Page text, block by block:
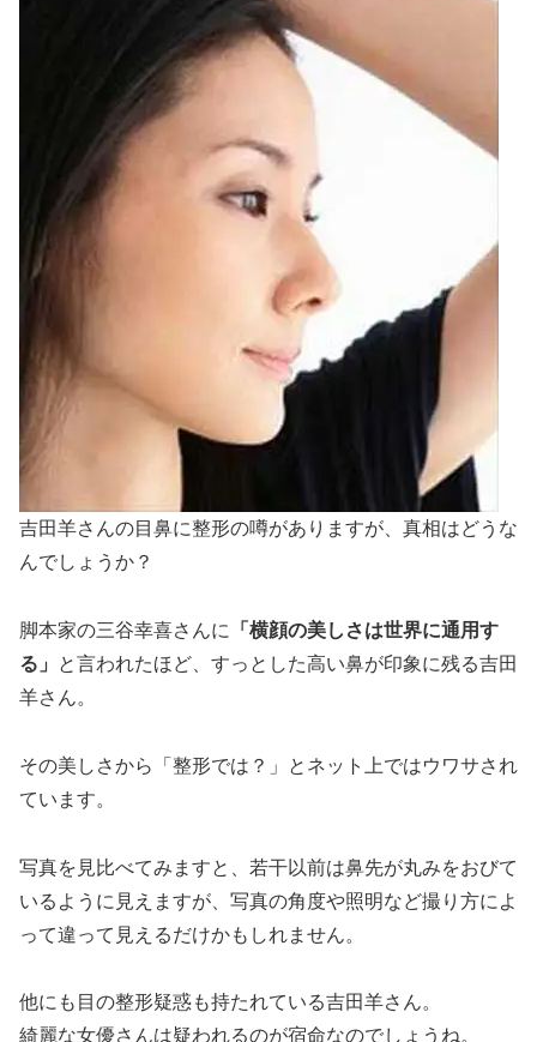
吉田羊さんの目鼻に整形の噂がありますが、真相はどうな
んでしょうか？
脚本家の三谷幸喜さんに
「横顔の美しさは世界に通用す
る」
と言われたほど、すっとした高い鼻が印象に残る吉田
羊さん。
その美しさから「整形では？」とネット上ではウワサされ
ています。
写真を見比べてみますと、若干以前は鼻先が丸みをおびて
いるように見えますが、写真の角度や照明など撮り方によ
って違って見えるだけかもしれません。
他にも目の整形疑惑も持たれている吉田羊さん。
綺麗な女優さんは疑われるのが宿命なのでしょうね。